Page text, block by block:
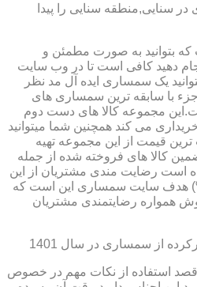
سنایی,منطقه سنایی را پیدا
بتوانید به صورت مطمئن و
دهید کافی است تا در وب سایت
یک سمساری ایده آل مد نظر
با سابقه ترین سمساری های
مجموعه کالا های دست دوم
می کند همچنین شما میتوانید
ترین قیمت از این مجموعه تهیه
کالا های فروخته شده از جمله
است رضایت مندی مشتریان از این
بسیار بالا باشد (۹۰%) هدف سایت سمساری این است که
همواره رضایتمندی مشتریان
از سمساری در سال 1401
و قصد استفاده از نکات مهم در خصوص